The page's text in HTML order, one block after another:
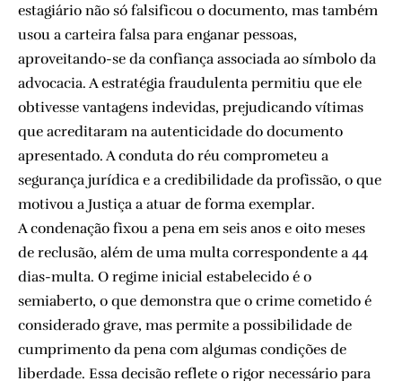
estagiário não só falsificou o documento, mas também
usou a carteira falsa para enganar pessoas,
aproveitando-se da confiança associada ao símbolo da
advocacia. A estratégia fraudulenta permitiu que ele
obtivesse vantagens indevidas, prejudicando vítimas
que acreditaram na autenticidade do documento
apresentado. A conduta do réu comprometeu a
segurança jurídica e a credibilidade da profissão, o que
motivou a Justiça a atuar de forma exemplar.
A condenação fixou a pena em seis anos e oito meses
de reclusão, além de uma multa correspondente a 44
dias-multa. O regime inicial estabelecido é o
semiaberto, o que demonstra que o crime cometido é
considerado grave, mas permite a possibilidade de
cumprimento da pena com algumas condições de
liberdade. Essa decisão reflete o rigor necessário para